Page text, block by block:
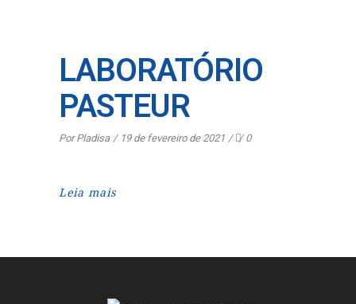
LABORATÓRIO
PASTEUR
Por Pladisa 19 de fevereiro de 2021 0
Leia mais